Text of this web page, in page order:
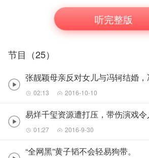
听完整版
节目（25）
02:13 2016-10-10
易烊千玺资源遭打压，带伤演戏令
01:27 2016-9-30
“全网黑”黄子韬不会轻易狗带。